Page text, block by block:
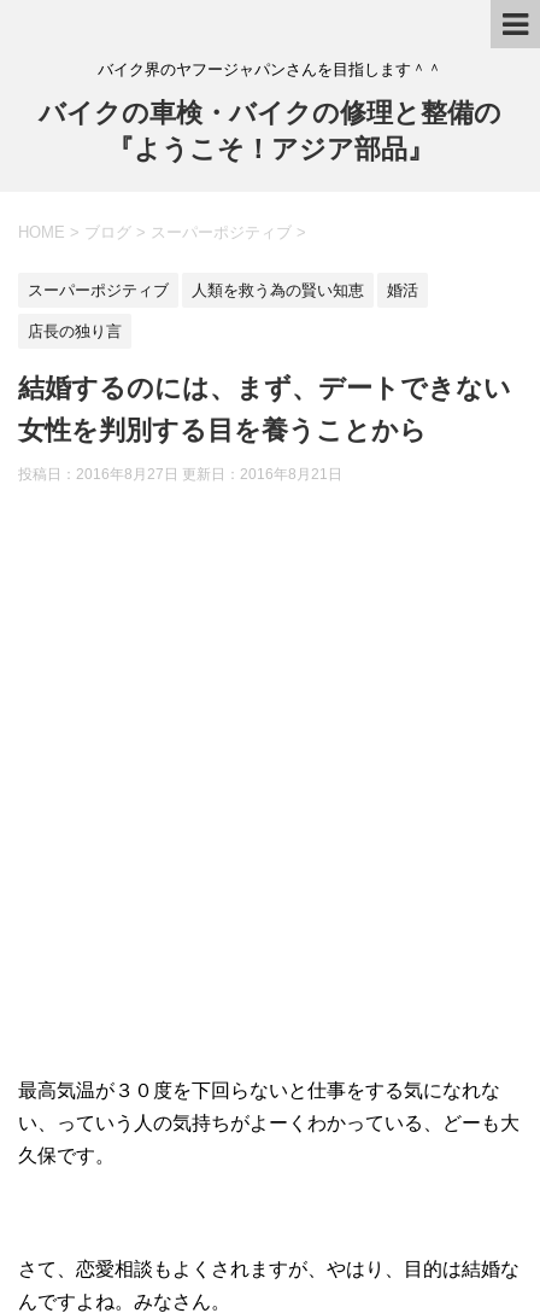
バイク界のヤフージャパンさんを目指します＾＾
バイクの車検・バイクの修理と整備の
『ようこそ！アジア部品』
HOME > ブログ > スーパーポジティブ >
スーパーポジティブ 人類を救う為の賢い知恵 婚活
店長の独り言
結婚するのには、まず、デートできない
女性を判別する目を養うことから
投稿日：2016年8月27日 更新日： 2016年8月21日
最高気温が３０度を下回らないと仕事をする気になれな
い、っていう人の気持ちがよーくわかっている、どーも大
久保です。
さて、恋愛相談もよくされますが、やはり、目的は結婚な
んですよね。みなさん。